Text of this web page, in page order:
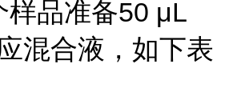
样品准备50 μL
混合液，如下表